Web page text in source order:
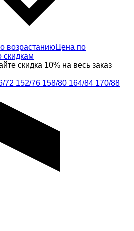
возрастаниюЦена по
скидкам
скидка 10% на весь заказ
72 152/76 158/80 164/84 170/88